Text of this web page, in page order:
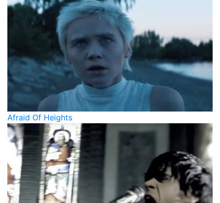
Afraid Of Heights